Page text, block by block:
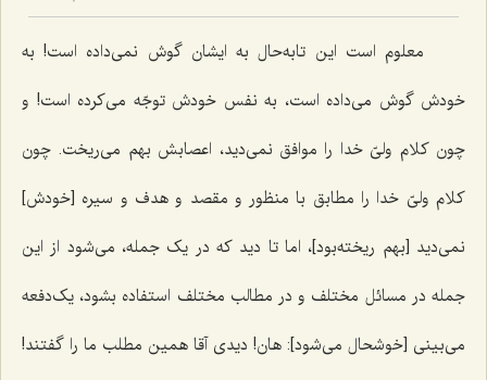
معلوم است این تابه‌حال به ایشان گوش نمی‌داده است! به
خودش گوش می‌داده است، به نفس خودش توجّه می‌کرده است! و
چون کلام ولیّ خدا را موافق نمی‌دید، اعصابش بهم می‌ریخت. چون
کلام ولیّ خدا را مطابق با منظور و مقصد و هدف و سیره [خودش]
نمی‌دید [بهم ریخته‌بود]، اما تا دید که در یک جمله، می‌شود از این
جمله در مسائل مختلف و در مطالب مختلف استفاده بشود، یک‌دفعه
می‌بینی [خوشحال می‌شود]: هان! دیدی آقا همین مطلب ما را گفتند!